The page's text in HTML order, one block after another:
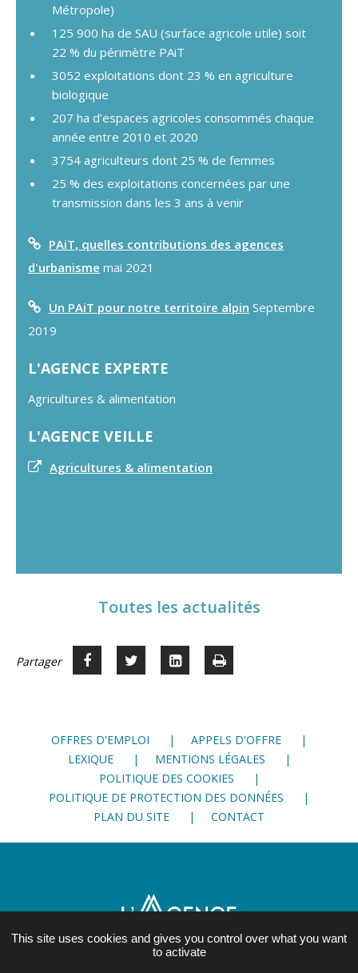
Métropole)
125 900 ha de SAU (surface agricole utile) soit
22 % du périmètre PAiT
3052 exploitations dont 23 % en agriculture
biologique
207 ha d’espaces agricoles consommés chaque
année entre 2010 et 2020
3754 agriculteurs dont 25 % de femmes
25 % des exploitations concernées par une
transmission dans les 3 ans à venir
PAiT, quelles contributions des agences
d'urbanisme mai 2021
Un PAiT pour notre territoire alpin Septembre
2019
L'AGENCE EXPERTE
Agricultures & alimentation
L'AGENCE VEILLE
Agricultures & alimentation
Toutes les actualités
Partager Partager
Partager
Voir
Imprimer
OFFRES D'EMPLOI
APPELS D'OFFRE
LEXIQUE
MENTIONS LÉGALES
POLITIQUE DES COOKIES
POLITIQUE DE PROTECTION DES DONNÉES
PLAN DU SITE
CONTACT
This site uses cookies and gives you control over what you want
to activate